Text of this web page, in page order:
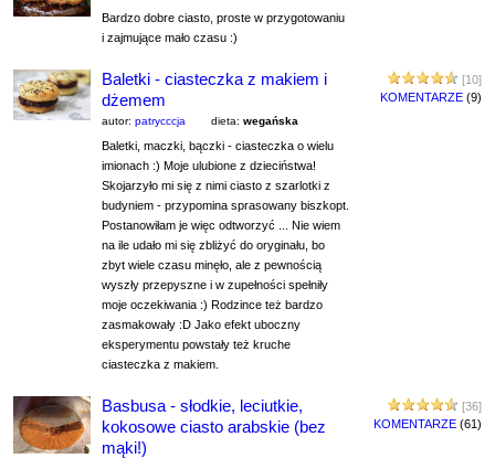
Bardzo dobre ciasto, proste w przygotowaniu
i zajmujące mało czasu :)
[10]
KOMENTARZE (9)
Baletki - ciasteczka z makiem i
dżemem
autor: patrycccja dieta: wegańska
Baletki, maczki, bączki - ciasteczka o wielu
imionach :) Moje ulubione z dzieciństwa!
Skojarzyło mi się z nimi ciasto z szarlotki z
budyniem - przypomina sprasowany biszkopt.
Postanowiłam je więc odtworzyć ... Nie wiem
na ile udało mi się zbliżyć do oryginału, bo
zbyt wiele czasu minęło, ale z pewnością
wyszły przepyszne i w zupełności spełniły
moje oczekiwania :) Rodzince też bardzo
zasmakowały :D Jako efekt uboczny
eksperymentu powstały też kruche
ciasteczka z makiem.
[36]
KOMENTARZE (61)
Basbusa - słodkie, leciutkie,
kokosowe ciasto arabskie (bez
mąki!)